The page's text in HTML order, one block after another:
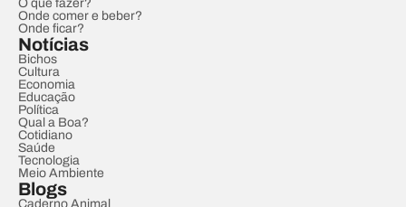
O que fazer?
Onde comer e beber?
Onde ficar?
Notícias
Bichos
Cultura
Economia
Educação
Política
Qual a Boa?
Cotidiano
Saúde
Tecnologia
Meio Ambiente
Blogs
Caderno Animal